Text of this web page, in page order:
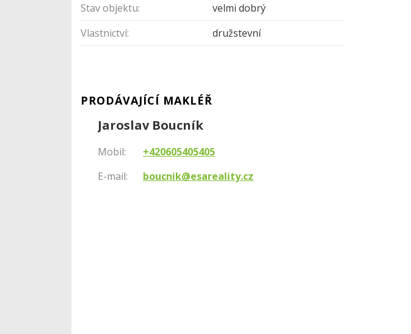
Stav objektu:
velmi dobrý
Vlastnictví:
družstevní
PRODÁVAJÍCÍ MAKLÉŘ
Jaroslav Boucník
Mobil:
+420605405405
E-mail:
boucnik@esareality.cz